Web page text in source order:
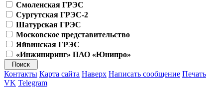
Смоленская ГРЭС
Сургутская ГРЭС-2
Шатурская ГРЭС
Московское представительство
Яйвинская ГРЭС
«Инжиниринг» ПАО «Юнипро»
Контакты Карта сайта Наверх Написать сообщение Печать
VK Telegram